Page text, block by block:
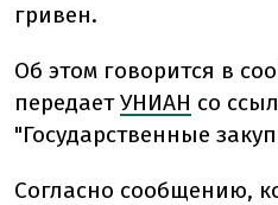
гривен.
Об этом говорится в
передаетУНИАН со
"Государственные
Согласно сообщению,